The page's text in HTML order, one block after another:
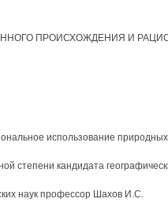
ПРОИСХОЖДЕНИЯ И
использование природных
степени кандидата
наук профессор Шахов И.С.